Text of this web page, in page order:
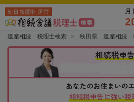
朝日新聞社運営
遺産相続 税理士検索 秋田県 遺産相続
相続税申
あなたのお住まいの
相続税申告に強い税